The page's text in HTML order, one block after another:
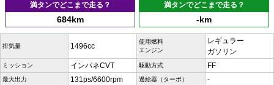
満タンでどこまで走る？
684km
満タンでどこまで走る？
-km
排気量 1496cc
使用燃料
エンジン
レギュラー
ガソリン
ミッション インパネCVT 駆動方式 FF
最大出力 131ps/6600rpm 過給器（ターボ） -